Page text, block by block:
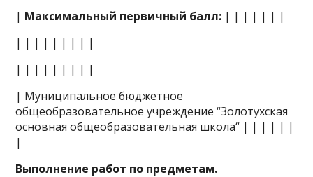
| Максимальный первичный балл: | | | | | | |
| | | | | | | | |
| | | | | | | | |
| Муниципальное бюджетное
общеобразовательное учреждение “Золотухская
основная общеобразовательная школа“ | | | | | |
|
Выполнение работ по предметам.